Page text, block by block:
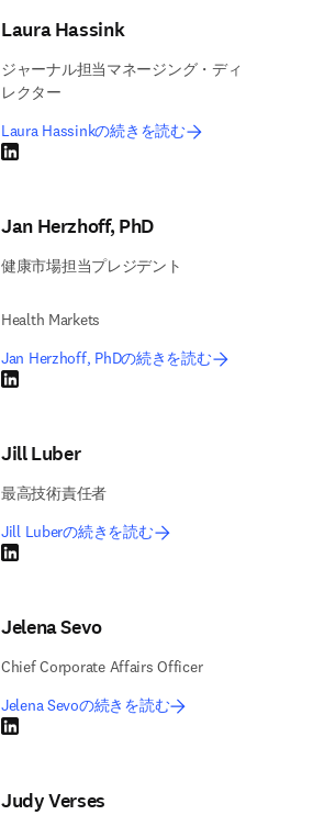
Laura Hassink
ジャーナル担当マネージング・ディ
レクター
Laura Hassinkの続きを読む
LinkedIn 新しいタブ／ウィンドウで開く
Jan Herzhoff, PhD
健康市場担当プレジデント
Health Markets
Jan Herzhoff, PhDの続きを読む
LinkedIn 新しいタブ／ウィンドウで開く
Jill Luber
最高技術責任者
Jill Luberの続きを読む
LinkedIn 新しいタブ／ウィンドウで開く
Jelena Sevo
Chief Corporate Affairs Officer
Jelena Sevoの続きを読む
LinkedIn 新しいタブ／ウィンドウで開く
Judy Verses